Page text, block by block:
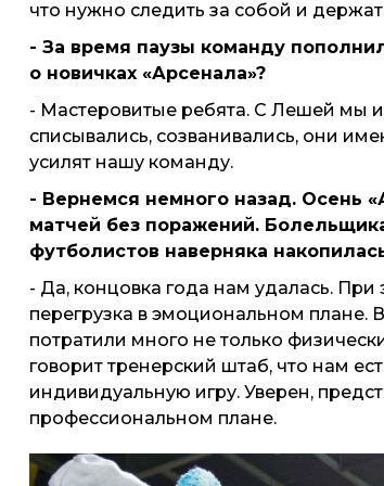
что нужно следить за собой и
- За время паузы команду
о новичках «Арсенала»?
- Мастеровитые ребята. С Лешей мы
списывались, созванивались, они
усилят нашу команду.
- Вернемся немного назад. Осень
матчей без поражений.
футболистов наверняка
- Да, концовка года нам удалась. При
перегрузка в эмоциональном плане.
потратили много не только
говорит тренерский штаб, что нам
индивидуальную игру. Уверен,
профессиональном плане.